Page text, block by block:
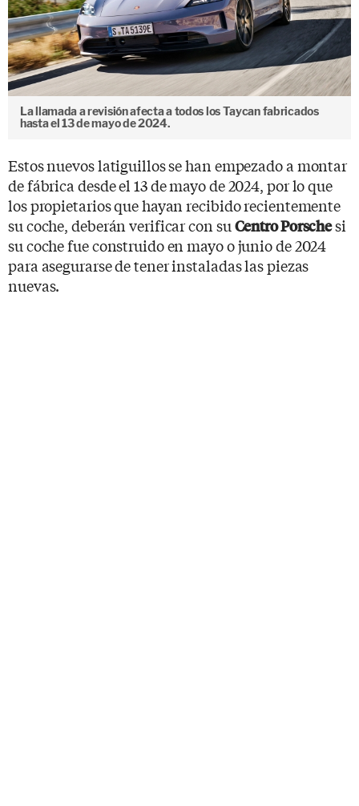
La llamada a revisión afecta a todos los Taycan fabricados
hasta el 13 de mayo de 2024.
Estos nuevos latiguillos se han empezado a montar
de fábrica desde el 13 de mayo de 2024, por lo que
los propietarios que hayan recibido recientemente
su coche, deberán verificar con su Centro Porschesi
su coche fue construido en mayo o junio de 2024
para asegurarse de tener instaladas las piezas
nuevas.